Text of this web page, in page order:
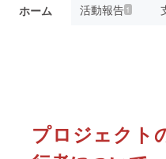
ホーム 活動報告1
プロジェクト